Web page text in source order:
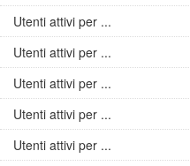
Utenti attivi per ...
Utenti attivi per ...
Utenti attivi per ...
Utenti attivi per ...
Utenti attivi per ...